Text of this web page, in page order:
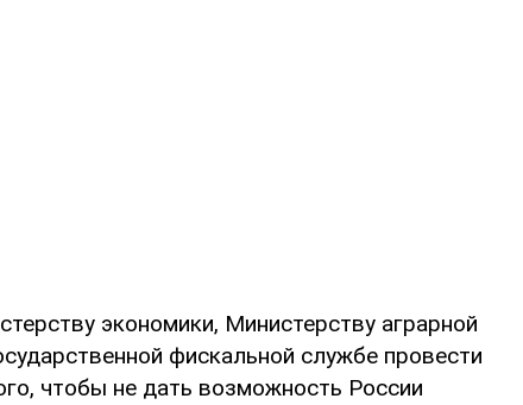
экономики, Министерству аграрной
фискальной службе провести
чтобы не дать возможность России